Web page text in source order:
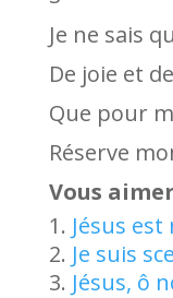
Je ne sais
De joie et
Que pour
Réserve
Vous
Jésus
Je suis
Jésus, ô